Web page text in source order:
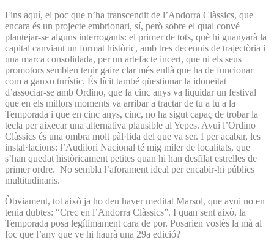
Fins aquí, el poc que n’ha transcendit de l’Andorra Clàssics, que
encara és un projecte embrionari, sí, però sobre el qual convé
plantejar-se alguns interrogants: el primer de tots, què hi guanyarà la
capital canviant un format històric, amb tres decennis de trajectòria i
una marca consolidada, per un artefacte incert, que ni els seus
promotors semblen tenir gaire clar més enllà que ha de funcionar
com a ganxo turístic. És lícit també qüestionar la idoneïtat
d’associar-se amb Ordino, que fa cinc anys va liquidar un festival
que en els millors moments va arribar a tractar de tu a tu a la
Temporada i que en cinc anys, cinc, no ha sigut capaç de trobar la
tecla per aixecar una alternativa plausible al Yepes. Avui l’Ordino
Clàssics és una ombra molt pàl·lida del que va ser. I per acabar, les
instal·lacions: l’Auditori Nacional té mig miler de localitats, que
s’han quedat històricament petites quan hi han desfilat estrelles de
primer ordre. No sembla l’aforament ideal per encabir-hi públics
multitudinaris.
Òbviament, tot això ja ho deu haver meditat Marsol, que avui no en
tenia dubtes: “Crec en l’Andorra Clàssics”. I quan sent això, la
Temporada posa legítimament cara de por. Posarien vostès la mà al
foc que l’any que ve hi haurà una 29a edició?